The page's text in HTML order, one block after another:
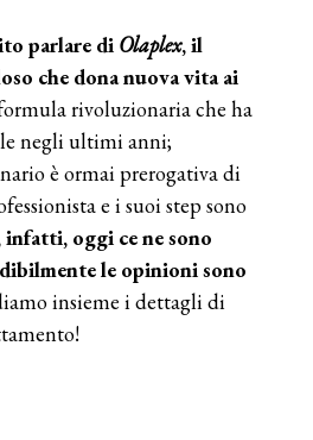
parlare di Olaplex, il
che dona nuova vita ai
rivoluzionaria che ha
negli ultimi anni;
è ormai prerogativa di
e i suoi step sono
infatti, oggi ce ne sono
le opinioni sono
insieme i dettagli di